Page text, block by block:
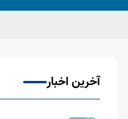
آخرین اخبار